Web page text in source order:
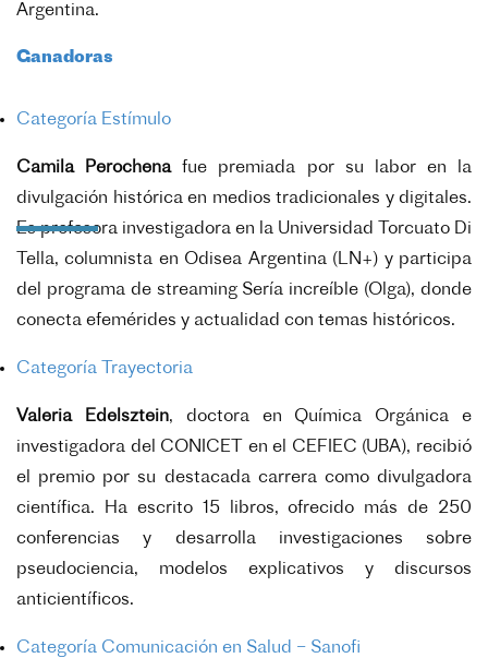
Argentina.
Ganadoras
Categoría Estímulo
Camila Perochenafue premiada por su labor en la
divulgación histórica en medios tradicionales y digitales.
Es profesora investigadora en la Universidad Torcuato Di
Tella, columnista en Odisea Argentina (LN+) y participa
del programa de streaming Sería increíble (Olga), donde
conecta efemérides y actualidad con temas históricos.
Categoría Trayectoria
Valeria Edelsztein, doctora en Química Orgánica e
investigadora del CONICET en el CEFIEC (UBA), recibió
el premio por su destacada carrera como divulgadora
científica. Ha escrito 15 libros, ofrecido más de 250
conferencias y desarrolla investigaciones sobre
pseudociencia, modelos explicativos y discursos
anticientíficos.
Categoría Comunicación en Salud – Sanofi